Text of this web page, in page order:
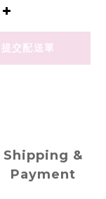
Shipping &
Payment